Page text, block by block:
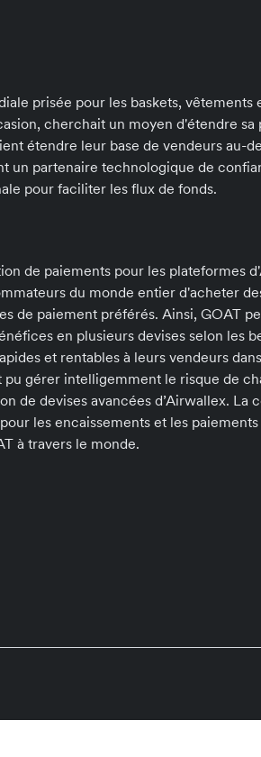
prisée pour les baskets, vêtements
cherchait un moyen d'étendre sa
étendre leur base de vendeurs au-
un partenaire technologique de
pour faciliter les flux de fonds.
de paiements pour les plateformes
du monde entier d'acheter
de paiement préférés. Ainsi, GOAT
en plusieurs devises selon les
et rentables à leurs vendeurs
pu gérer intelligemment le risque de
de devises avancées d’Airwallex. La
les encaissements et les paiements
à travers le monde.